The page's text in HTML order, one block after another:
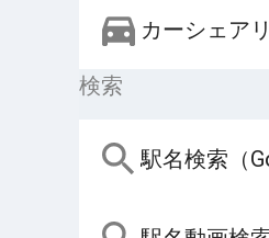
カーシェア
検索
駅名検索（